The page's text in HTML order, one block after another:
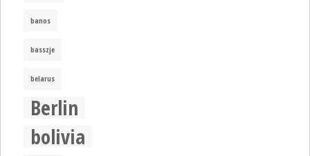
banos
basszje
belarus
Berlin
bolivia